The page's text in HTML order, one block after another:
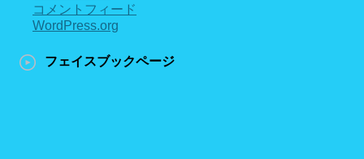
コメントフィード
WordPress.org
フェイスブックページ